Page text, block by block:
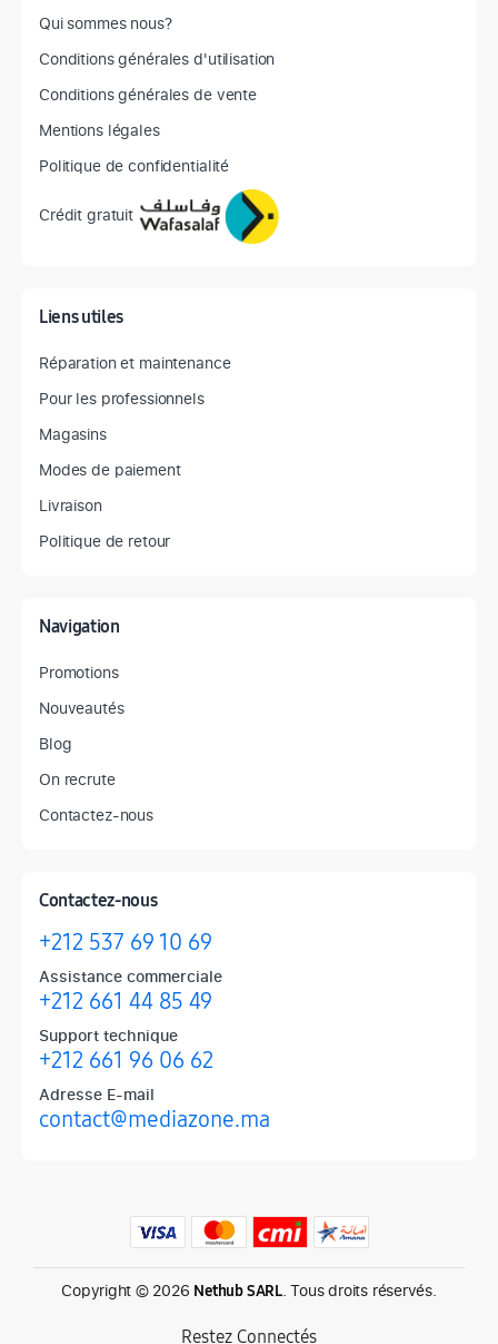
Qui sommes nous?
Conditions générales d'utilisation
Conditions générales de vente
Mentions légales
Politique de confidentialité
Crédit gratuit
Liens utiles
Réparation et maintenance
Pour les professionnels
Magasins
Modes de paiement
Livraison
Politique de retour
Navigation
Promotions
Nouveautés
Blog
On recrute
Contactez-nous
Contactez-nous
+212 537 69 10 69
Assistance commerciale
+212 661 44 85 49
Support technique
+212 661 96 06 62
Adresse E-mail
contact@mediazone.ma
Produits phares chez Mediazone
Retrouvez chez Mediazone les références incontournables :
Copyright © 2026 Nethub SARL. Tous droits réservés.
Restez Connectés